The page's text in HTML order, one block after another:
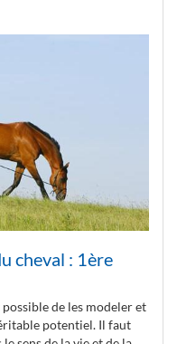
cheval : 1ère
de les modeler et
potentiel. Il faut